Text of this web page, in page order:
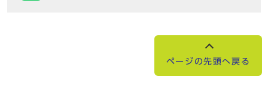
ページの先頭へ戻る